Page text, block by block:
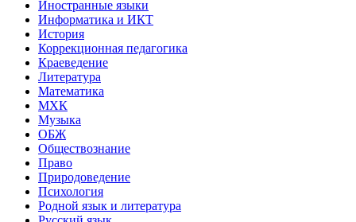
Иностранные языки
Информатика и ИКТ
История
Коррекционная педагогика
Краеведение
Литература
Математика
МХК
Музыка
ОБЖ
Обществознание
Право
Природоведение
Психология
Родной язык и литература